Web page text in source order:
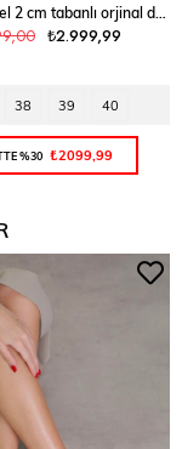
b26600 model 2 cm tabanlı orjinal deri yeni sezon sandalet TABA.SUET
₺2.999,99
38 39 40
%30 ₺2099,99